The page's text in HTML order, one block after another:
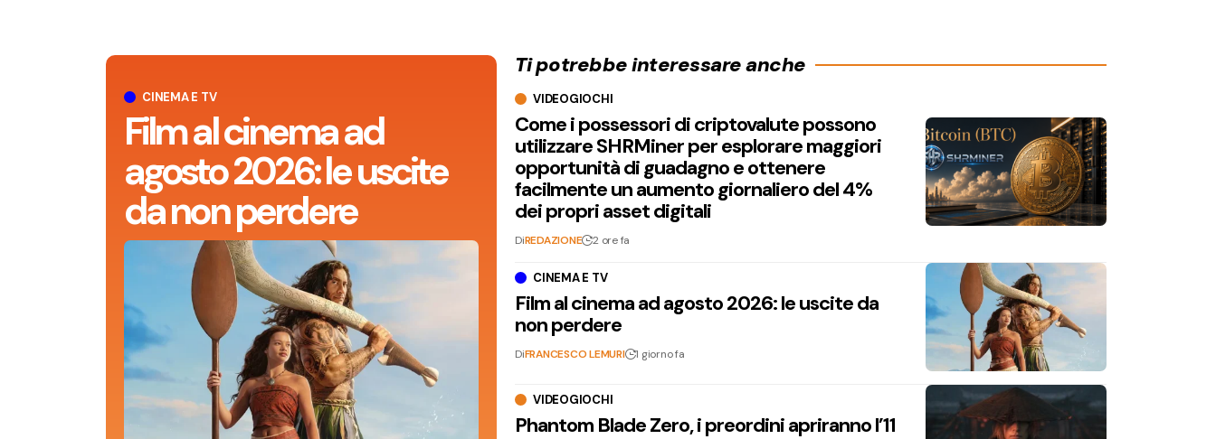
CINEMA E TV
Film al cinema ad
agosto 2026: le uscite
da non perdere
Ti potrebbe interessare anche
VIDEOGIOCHI
Come i possessori di criptovalute possono
utilizzare SHRMiner per esplorare maggiori
opportunità di guadagno e ottenere
facilmente un aumento giornaliero del 4%
dei propri asset digitali
DiREDAZIONE 2 ore fa
CINEMA E TV
Film al cinema ad agosto 2026: le uscite da
non perdere
DiFRANCESCO LEMURI 1 giorno fa
VIDEOGIOCHI
Phantom Blade Zero, i preordini apriranno l’11